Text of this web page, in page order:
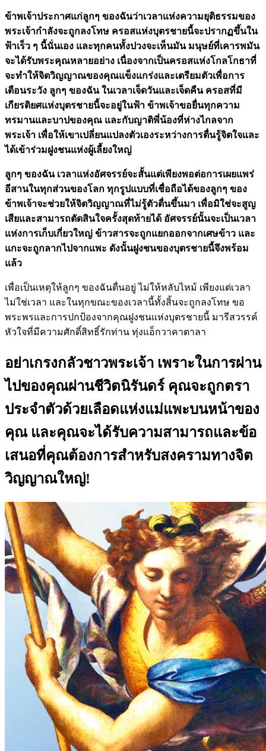
ข้าพเจ้าประกาศแก่ลูกๆ ของฉันว่าเวลาแห่งความยุติธรรมของ
พระเจ้ากำลังจะถูกลงโทษ ครอสแห่งบุตรชายนี้จะปรากฏขึ้นใน
ฟ้าเร็ว ๆ นี้นั่นเอง และทุกคนทั้งปวงจะเห็นมัน มนุษย์ที่เคารพมัน
จะได้รับพระคุณหลายอย่าง เนื่องจากเป็นครอสแห่งโกลโกธาที่
จะทำให้จิตวิญญาณของคุณแข็งแกร่งและเตรียมตัวเพื่อการ
เตือนระวัง ลูกๆ ของฉัน ในเวลาเจ็ดวันและเจ็ดคืน ครอสที่มี
เกียรติยศแห่งบุตรชายนี้จะอยู่ในฟ้า ข้าพเจ้าขอยื่นทุกความ
ทรมานและบาปของคุณ และกับญาติพี่น้องที่ห่างไกลจาก
พระเจ้า เพื่อให้เขาเปลี่ยนแปลงตัวเองระหว่างการตื่นรู้จิตใจและ
ได้เข้าร่วมฝูงชนแห่งผู้เลี้ยงใหญ่
ลูกๆ ของฉัน เวลาแห่งอัศจรรย์จะสั้นแต่เพียงพอต่อการเผยแพร่
อีสานในทุกส่วนของโลก ทุกรูปแบบที่เชื่อถือได้ของลูกๆ ของ
ข้าพเจ้าจะช่วยให้จิตวิญญาณที่ไม่รู้ตัวตื่นขึ้นมา เพื่อมิใช่จะสูญ
เสียและสามารถตัดสินใจครั้งสุดท้ายได้ อัศจรรย์นั้นจะเป็นเวลา
แห่งการเก็บเกี่ยวใหญ่ ข้าวสารจะถูกแยกออกจากเศษข้าว และ
แกะจะถูกลากไปจากแพะ ดังนั้นฝูงชนของบุตรชายนี้จึงพร้อม
แล้ว
เพื่อเป็นเหตุให้ลูกๆ ของฉันตื่นอยู่ ไม่ให้หลับไหม้ เพียงแต่เวลา
ไม่ใช่เวลา และในทุกขณะของเวลานี้ทั้งสิ้นจะถูกลงโทษ ขอ
พระพรและการปกป้องจากคุณฝูงชนแห่งบุตรชายนี้ มารีสวรรค์
หัวใจที่มีความศักดิ์สิทธิ์รักท่าน ทุ่งแอ็กวาคาตาลา
อย่าเกรงกลัวชาวพระเจ้า เพราะในการผ่าน
ไปของคุณผ่านชีวิตนิรันดร์ คุณจะถูกตรา
ประจำตัวด้วยเลือดแห่งแม่แพะบนหน้าของ
คุณ และคุณจะได้รับความสามารถและข้อ
เสนอที่คุณต้องการสำหรับสงครามทางจิต
วิญญาณใหญ่!